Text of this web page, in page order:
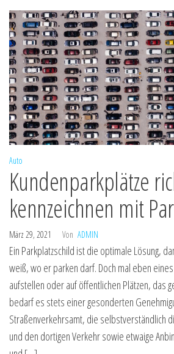
Auto
Kundenparkplätze
kennzeichnen mit
März 29, 2021 Von ADMIN
Ein Parkplatzschild ist die optimale Lösung,
weiß, wo er parken darf. Doch mal eben
aufstellen oder auf öffentlichen Plätzen, das
bedarf es stets einer gesonderten
Straßenverkehrsamt, die selbstverständlich
und den dortigen Verkehr sowie etwaige